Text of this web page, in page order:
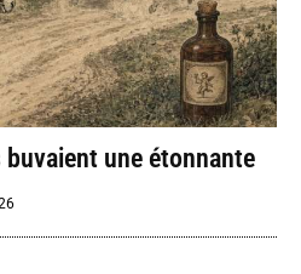
buvaient une étonnante